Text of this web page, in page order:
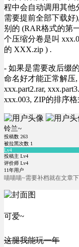
程中会自动调用其他
需要提前全部下载好
别的 (RAR格式的第
个压缩分卷是叫
的 XXX.zip ) .
- 如果是需要改后缀
命名好才能正常解压,
xxx.part2.rar,
xxx.003, ZIP的排序
铃兰~
投稿数 263
被拉黑次数 1
Lv4
投稿主 Lv4
评价师 Lv4
11年用户
喵喵喵~需要补档就在文章
可爱~
这腿我能玩一年